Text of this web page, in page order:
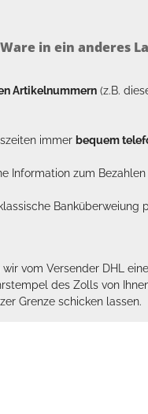
in ein anderes
Artikelnummern (z.B.
immer bequem
Information zum
Banküberweiung
wir vom Versender DHL
des Zolls von
Grenze schicken lassen.